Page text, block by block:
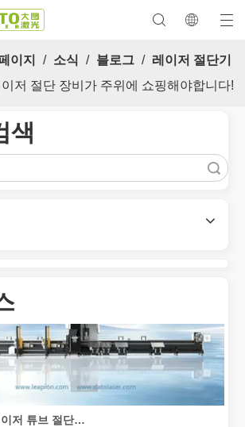
이지 / 소식 / 블로그 / 레이저 절단기
저 절단 장비가 주위에 쇼핑해야합니다!
색
다목적 적용 s 및 레이저 마킹 머신의 뛰어난 기능